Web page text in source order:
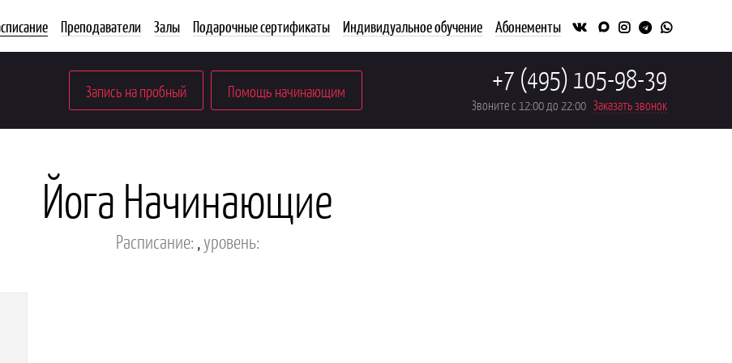
Преподаватели Залы Подарочные сертификаты Индивидуальное обучение Абонементы
Запись на пробный Помощь начинающим +7 (495) 105-98-39
Звоните с 12:00 до 22:00 Заказать звонок
Йога Начинающие
Расписание: ,уровень: